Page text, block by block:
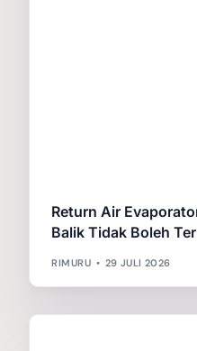
Return Air
Balik Tidak Boleh
RIMURU 29 JULI 2026